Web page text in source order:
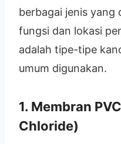
berbagai jenis yang
fungsi dan lokasi
adalah tipe-tipe
umum digunakan.
1. Membran
Chloride)